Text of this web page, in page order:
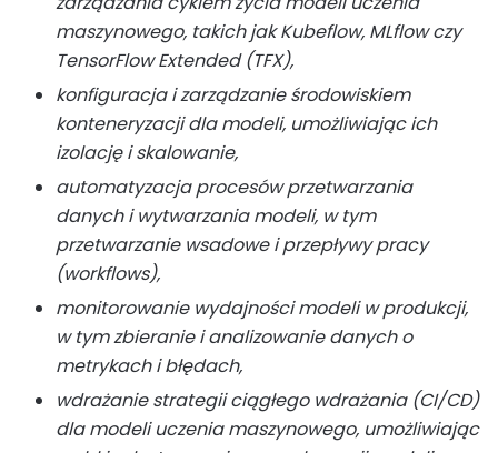
maszynowego, takich jak Kubeflow, MLflow czy
TensorFlow Extended (TFX),
konfiguracja i zarządzanie środowiskiem
konteneryzacji dla modeli, umożliwiając ich
izolację i skalowanie,
automatyzacja procesów przetwarzania
danych i wytwarzania modeli, w tym
przetwarzanie wsadowe i przepływy pracy
(workflows),
monitorowanie wydajności modeli w produkcji,
w tym zbieranie i analizowanie danych o
metrykach i błędach,
wdrażanie strategii ciągłego wdrażania (CI/CD)
dla modeli uczenia maszynowego, umożliwiając